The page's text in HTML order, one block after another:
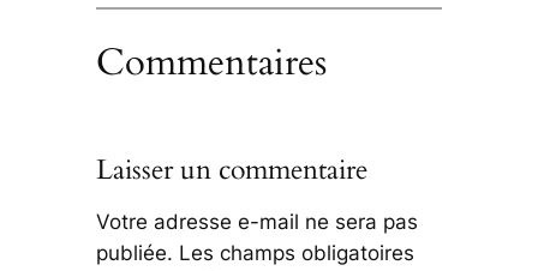
Commentaires
Laisser un commentaire
Votre adresse e-mail ne sera pas
publiée. Les champs obligatoires